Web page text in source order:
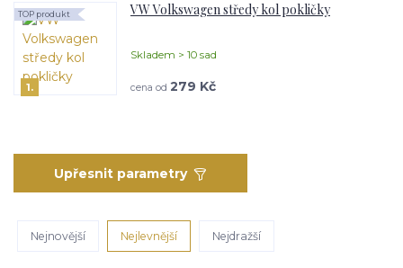
1.
VW Volkswagen středy kol pokličky
Skladem > 10 sad
TOP produkt
cena od 279 Kč
Upřesnit parametry
Nejnovější Nejlevnější Nejdražší